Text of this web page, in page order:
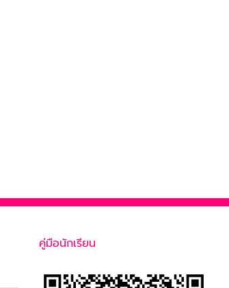
คู่มือนักเรียน